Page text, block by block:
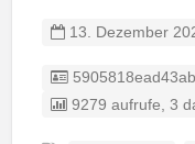
13. Dezember
Listing ID
9279 aufrufe, 3